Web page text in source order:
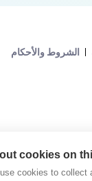
والأحكام
About cookies on
We use cookies to